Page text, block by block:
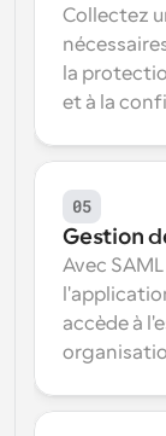
Collectez
la
et à la
05
Gestion
Avec
accède à